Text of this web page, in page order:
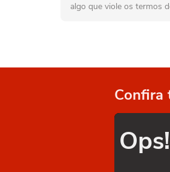
algo que viole os termos
Confira
Ops!